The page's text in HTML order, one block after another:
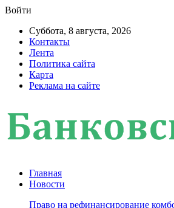
Войти
Суббота, 8 августа, 2026
Контакты
Лента
Политика сайта
Карта
Реклама на сайте
Главная
Новости
Право на рефинансирование